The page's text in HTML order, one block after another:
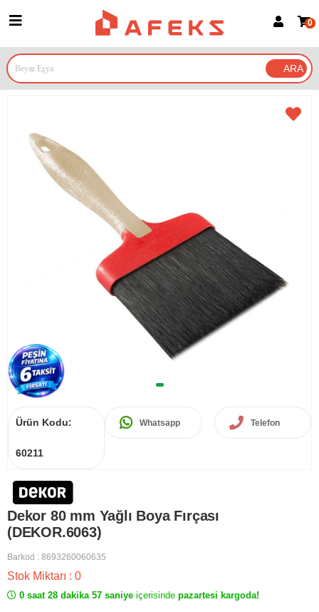
Google İle Bağlan
0
Ürün Kodu:
60211
Whatsapp Telefon
Dekor 80 mm Yağlı Boya Fırçası
(DEKOR.6063)
Barkod : 8693260060635
Stok Miktarı : 0
0 saat 28 dakika 57 saniye içerisinde pazartesi kargoda!